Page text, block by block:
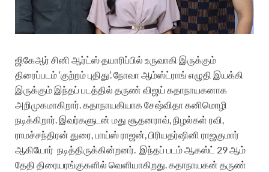
ஜிகேஆர் சினி ஆர்ட்ஸ் தயாரிப்பில் உருவாகி இருக்கும்
திரைப்படம் ‘குற்றம் புதிது’. நோவா ஆம்ஸ்ட்ராங் எழுதி இயக்கி
இருக்கும் இந்தப் படத்தில் தருண் விஜய் கதாநாயகனாக
அறிமுகமாகிறார். கதாநாயகியாக சேஷ்விதா கனிமொழி
நடிக்கிறார். இவர்களுடன் மது சூதனராவ், நிழல்கள் ரவி,
ராமச்சந்திரன் துரை, பாய்ஸ் ராஜன், பிரியதர்ஷினி ராஜகுமார்
ஆகியோர் நடித்திருக்கின்றனர். இந்தப் படம் ஆகஸ்ட் 29 ஆம்
தேதி திரையரங்குகளில் வெளியாகிறது.கதாநாயகன் தருண்